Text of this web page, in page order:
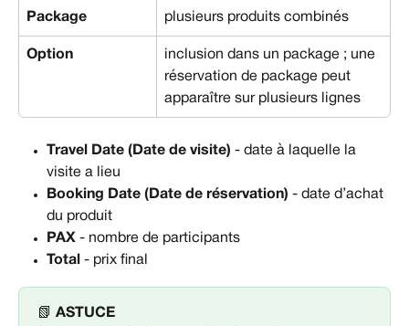
Package plusieurs produits combinés
Option
inclusion dans un package ; une
réservation de package peut
apparaître sur plusieurs lignes
Travel Date (Date de visite) - date à laquelle la
visite a lieu
Booking Date (Date de réservation) - date d’achat
du produit
PAX - nombre de participants
Total - prix final
📗 ASTUCE